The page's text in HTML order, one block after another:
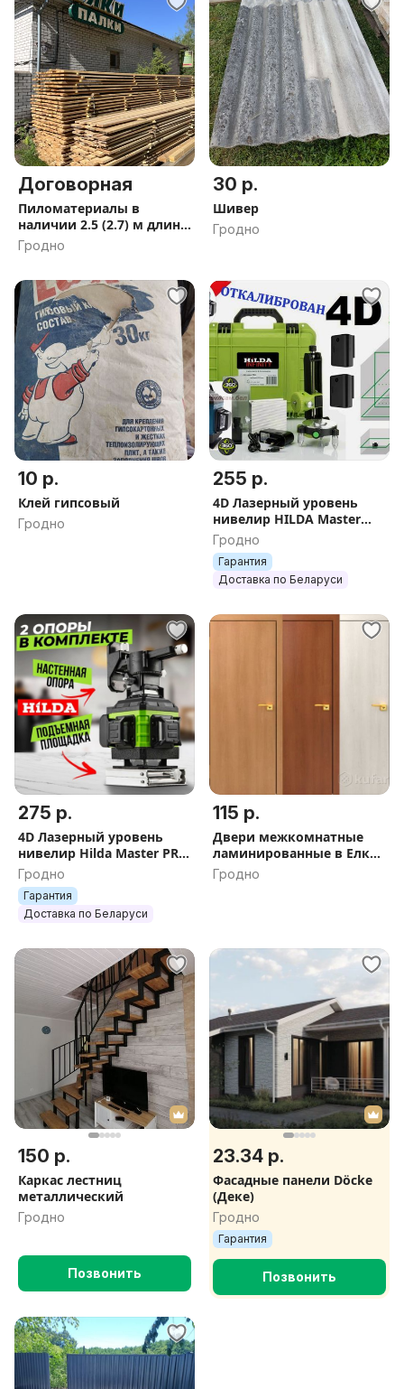
Договорная
Пиломатериалы в
наличии 2.5 (2.7) м длина,
любой размер на заказ
до 9м.
Гродно
30 р.
Шивер
Гродно
10 р.
Клей гипсовый
Гродно
255 р.
4D Лазерный уровень
нивелир HILDA Master
ScanFull 16 линий яркий
зелёный лазер нивилир
Гродно
Гарантия
Доставка по Беларуси
275 р.
4D Лазерный уровень
нивелир Hilda Master PRO
360GX самонивелир 16
зелёных лучей нивилир
лазер
Гродно
Гарантия
Доставка по Беларуси
115 р.
Двери межкомнатные
ламинированные в Елки-
палки.
Гродно
150 р.
Каркас лестниц
металлический
Гродно
Позвонить
23.34 р.
Фасадные панели Döcke
(Деке)
Гродно
Гарантия
Позвонить